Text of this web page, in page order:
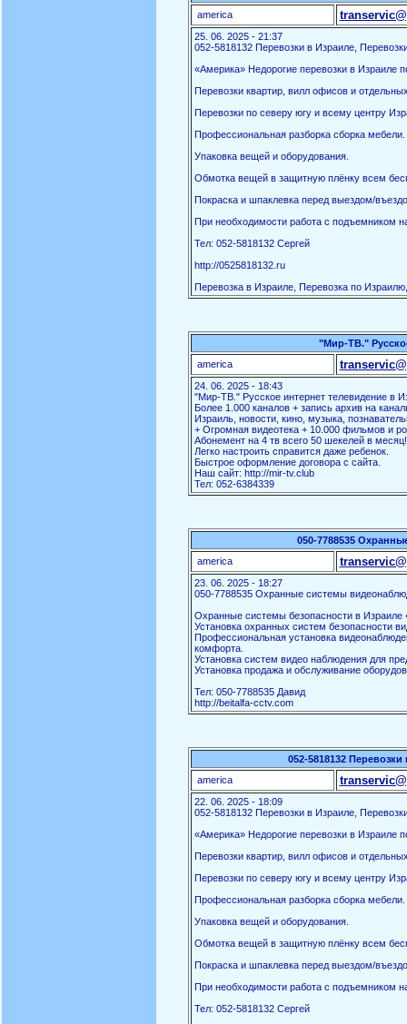
america
25. 06. 2025 - 21:37
052-5818132 Перевозки в Израиле,
«Америка» Недорогие перевозки в Израиле
Перевозки квартир, вилл офисов и
Перевозки по северу югу и всему центру
Профессиональная разборка сборка мебели.
Упаковка вещей и оборудования.
Обмотка вещей в защитную плёнку всем
Покраска и шпаклевка перед выездом/
При необходимости работа с подъемником
Тел: 052-5818132 Сергей
http://0525818132.ru
Перевозка в Израиле, Перевозка по
"Мир-ТВ."
america
24. 06. 2025 - 18:43
"Мир-ТВ." Русское интернет телевидение в
Более 1.000 каналов + запись архив на
Израиль, новости, кино, музыка,
+ Огромная видеотека + 10.000 фильмов и
Абонемент на 4 тв всего 50 шекелей в месяц!
Легко настроить справится даже ребенок.
Быстрое оформление договора с сайта.
Наш сайт: http://mir-tv.club
Тел: 052-6384339
050-7788535
america
23. 06. 2025 - 18:27
050-7788535 Охранные системы
Охранные системы безопасности в Израиле
Установка охранных систем безопасности
Профессиональная установка
комфорта.
Установка систем видео наблюдения для
Установка продажа и обслуживание
Тел: 050-7788535 Давид
http://beitalfa-cctv.com
052-5818132
america
22. 06. 2025 - 18:09
052-5818132 Перевозки в Израиле,
«Америка» Недорогие перевозки в Израиле
Перевозки квартир, вилл офисов и
Перевозки по северу югу и всему центру
Профессиональная разборка сборка мебели.
Упаковка вещей и оборудования.
Обмотка вещей в защитную плёнку всем
Покраска и шпаклевка перед выездом/
При необходимости работа с подъемником
Тел: 052-5818132 Сергей